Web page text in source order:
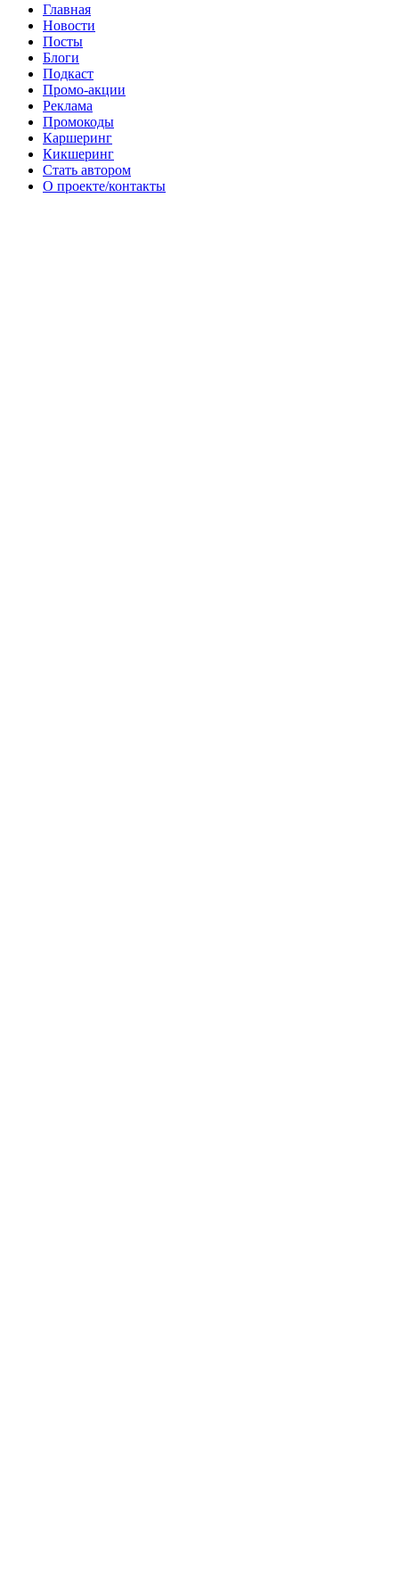
Главная
Новости
Посты
Блоги
Подкаст
Промо-акции
Реклама
Промокоды
Каршеринг
Кикшеринг
Стать автором
О проекте/контакты